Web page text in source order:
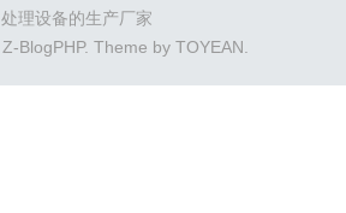
处理设备的生产厂家
Z-BlogPHP. Theme by TOYEAN